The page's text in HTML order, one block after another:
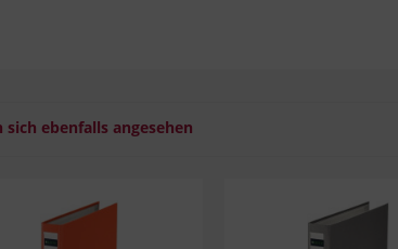
sich ebenfalls angesehen